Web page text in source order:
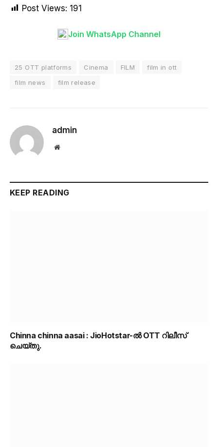
Post Views: 191
Join WhatsApp Channel
25 OTT platforms Cinema FILM
film in ott
film news
film release
admin
Website
KEEP READING
Chinna chinna aasai : JioHotstar-ൽ OTT റിലീസ്
ചെയ്തു.